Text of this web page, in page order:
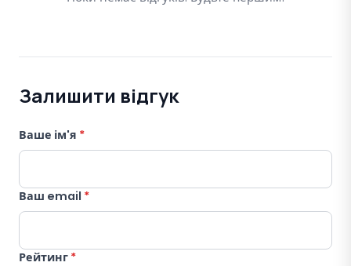
Залишити відгук
Ваше ім'я *
Ваш email *
Рейтинг *